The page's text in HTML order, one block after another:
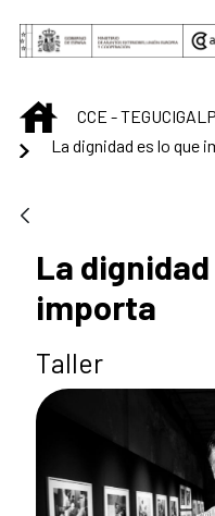
Saltar al contenido
INICIO
CCE -
La dignidad es lo que
La
importa
Taller